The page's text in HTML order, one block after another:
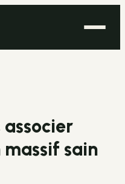
sain